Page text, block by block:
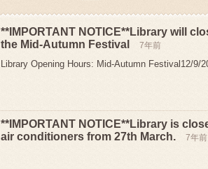
**IMPORTANT NOTICE**Library will
the Mid-Autumn Festival
7年前
Library Opening Hours: Mid-Autumn Festival12/9/
**IMPORTANT NOTICE**Library is
air conditioners from 27th March.
7年前